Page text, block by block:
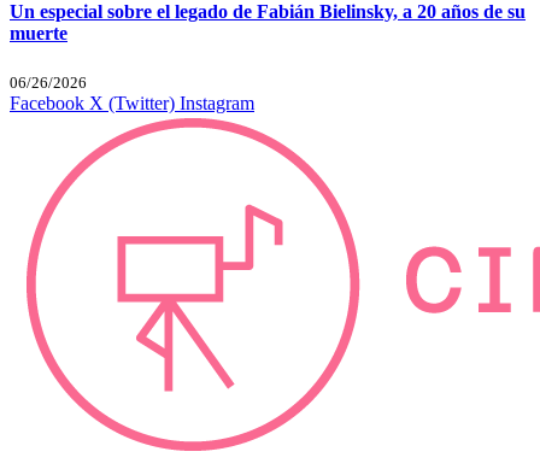
Un especial sobre el legado de Fabián Bielinsky, a 20 años de su
muerte
06/26/2026
Facebook X (Twitter) Instagram